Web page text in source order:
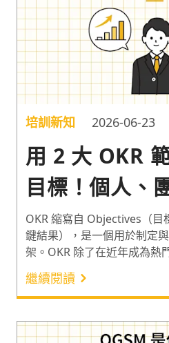
培訓新知 2026-06-23
用 2 大 OKR
目標！個人、
OKR 縮寫自 Objectives（目
鍵結果），是一個用於制定
架。OKR 除了在近年成為熱
更顯示，有 83% 的受訪公司
正面影響¹！但 OKR 的推行
觀念與實作方法缺一不可。
設定的訣竅，與團隊及個人
次了解 OKR 怎麼寫才有效
繼續閱讀